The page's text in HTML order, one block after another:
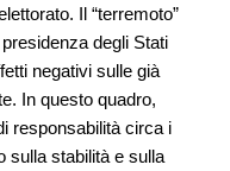
Il “terremoto”
degli Stati
negativi sulle già
In questo quadro,
responsabilità circa i
sulla stabilità e sulla